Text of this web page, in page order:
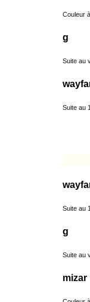
Couleur
g
Suite au
Suite au
Suite au
g
Suite au
mizar